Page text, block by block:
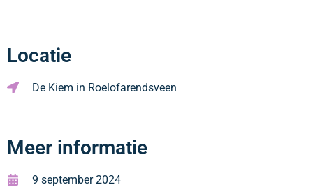
Locatie
De Kiem in Roelofarendsveen
Meer informatie
9 september 2024